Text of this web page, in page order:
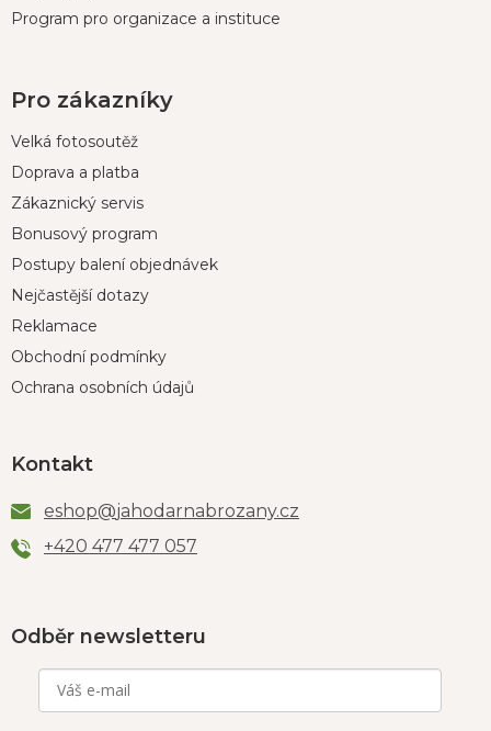
Program pro organizace a instituce
Pro zákazníky
Velká fotosoutěž
Doprava a platba
Zákaznický servis
Bonusový program
Postupy balení objednávek
Nejčastější dotazy
Reklamace
Obchodní podmínky
Ochrana osobních údajů
Kontakt
eshop@jahodarnabrozany.cz
+420 477 477 057
Odběr newsletteru